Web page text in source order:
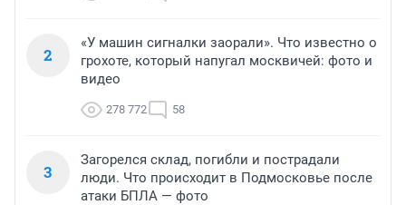
2
«У машин сигналки заорали». Что известно о
грохоте, который напугал москвичей: фото и
видео
278 772 58
3
Загорелся склад, погибли и пострадали
люди. Что происходит в Подмосковье после
атаки БПЛА — фото